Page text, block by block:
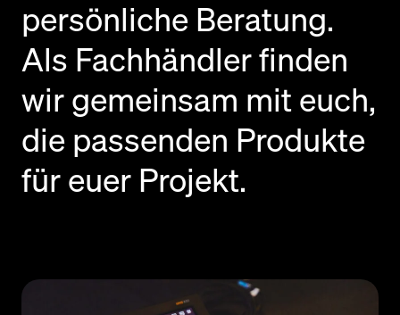
persönliche Beratung.
Als Fachhändler finden
wir gemeinsam mit euch,
die passenden Produkte
für euer Projekt.